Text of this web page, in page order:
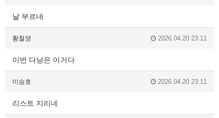
날 부르네
황철영 2026.04.20 23:11
이번 다낭은 이거다
이승호 2026.04.20 23:11
리스트 지리네